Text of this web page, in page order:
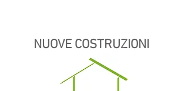
NUOVE COSTRUZIONI